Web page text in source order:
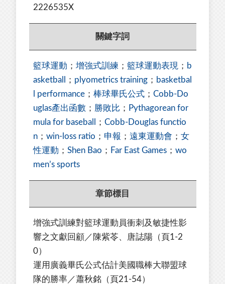
2226535X
關鍵字詞
籃球運動 ； 增強式訓練 ； 籃球運動表現 ； b
asketball
； plyometrics training ； basketbal
l performance ； 棒球畢氏公式 ； Cobb-Do
uglas產出函數 ； 勝敗比 ； Pythagorean for
mula for baseball
； Cobb-Douglas functio
n ； win-loss ratio ； 申報 ； 遠東運動會 ； 女
性運動 ； Shen Bao ； Far East Games ； wo
men’s sports
章節標目
增強式訓練對籃球運動員衝刺及敏捷性影
響之文獻回顧 ／ 陳紫苓、唐誌陽 （頁1-2
0）
運用廣義畢氏公式估計美國職棒大聯盟球
隊的勝率 ／蕭秋銘 （頁21-54）